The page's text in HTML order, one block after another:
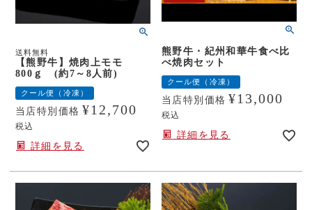
送料無料
【熊野牛】焼肉上モモ
800ｇ (約7～8人前)
クール便（冷凍）
当店特別価格 ¥12,700
税込
詳細を見る
熊野牛・紀州和華牛食べ比
べ焼肉セット
クール便（冷凍）
当店特別価格 ¥13,000
税込
詳細を見る